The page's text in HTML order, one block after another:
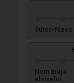
Sütés-főzés
Nem tudja
elviselni